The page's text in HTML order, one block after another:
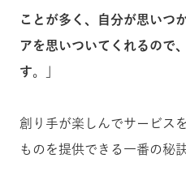
ことが多く、自分が思いつ
アを思いついてくれるので
す。」
創り手が楽しんでサービス
ものを提供できる一番の秘